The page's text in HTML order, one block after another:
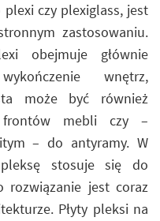
czy plexiglass, jest
zastosowaniu.
obejmuje głównie
wnętrz,
może być również
frontów mebli czy –
– do antyramy. W
pleksę stosuje się do
jest coraz
Płyty pleksi na